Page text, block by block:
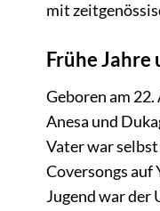
mit
Frühe Jahre
Geboren am
Anesa und
Vater war
Coversongs auf
Jugend war der